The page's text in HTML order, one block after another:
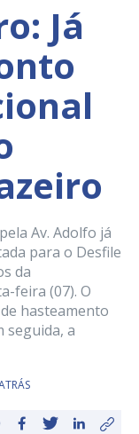
Já
Av. Adolfo já
para o Desfile
da
feira (07). O
hasteamento
seguida, a